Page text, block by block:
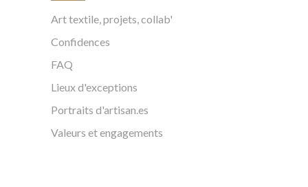
Art textile, projets, collab'
Confidences
FAQ
Lieux d'exceptions
Portraits d'artisan.es
Valeurs et engagements